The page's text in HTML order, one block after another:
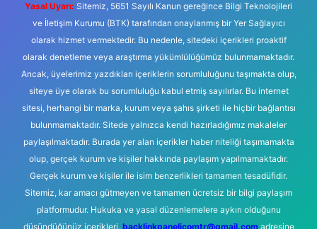
Yasal Uyarı: Sitemiz, 5651 Sayılı Kanun gereğince Bilgi Teknolojileri
ve İletişim Kurumu (BTK) tarafından onaylanmış bir Yer Sağlayıcı
olarak hizmet vermektedir. Bu nedenle, sitedeki içerikleri proaktif
olarak denetleme veya araştırma yükümlülüğümüz bulunmamaktadır.
Ancak, üyelerimiz yazdıkları içeriklerin sorumluluğunu taşımakta olup,
siteye üye olarak bu sorumluluğu kabul etmiş sayılırlar. Bu internet
sitesi, herhangi bir marka, kurum veya şahıs şirketi ile hiçbir bağlantısı
bulunmamaktadır. Sitede yalnızca kendi hazırladığımız makaleler
paylaşılmaktadır. Burada yer alan içerikler haber niteliği taşımamakta
olup, gerçek kurum ve kişiler hakkında paylaşım yapılmamaktadır.
Gerçek kurum ve kişiler ile isim benzerlikleri tamamen tesadüfidir.
Sitemiz, kar amacı gütmeyen ve tamamen ücretsiz bir bilgi paylaşım
platformudur. Hukuka ve yasal düzenlemelere aykırı olduğunu
düşündüğünüz içerikleri, backlinkpanelicomtr@gmail.comadresine